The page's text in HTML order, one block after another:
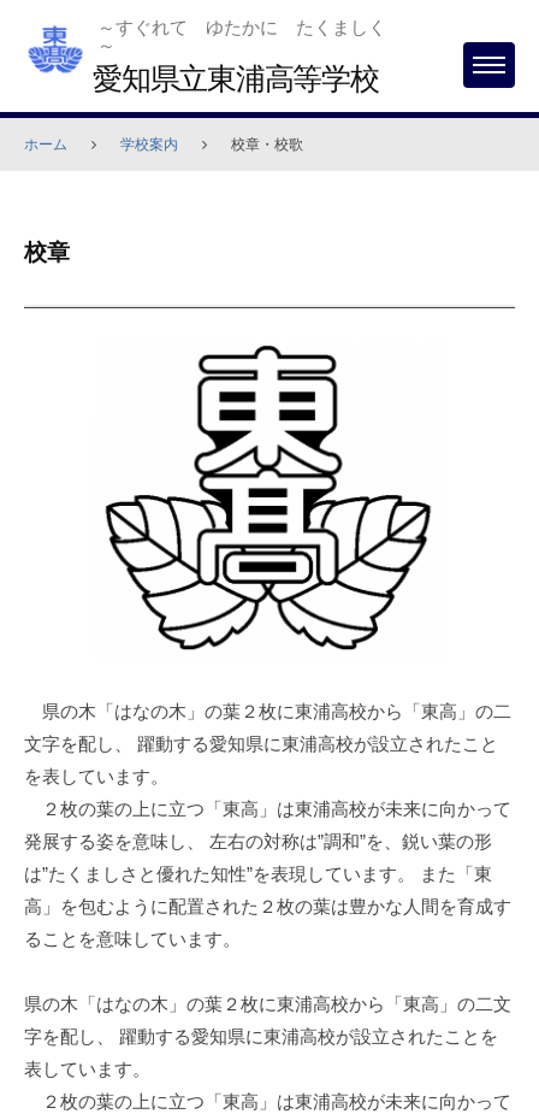
content
～すぐれて ゆたかに たくましく
～
愛知県立東浦高等学校 MENU
ホーム 学校案内 校章・校歌
校
校
校章
県の木「はなの木」の葉２枚に東浦高校から「東高」の二
文字を配し、 躍動する愛知県に東浦高校が設立されたこと
を表しています。
２枚の葉の上に立つ「東高」は東浦高校が未来に向かって
発展する姿を意味し、 左右の対称は”調和”を、鋭い葉の形
は”たくましさと優れた知性”を表現しています。 また「東
高」を包むように配置された２枚の葉は豊かな人間を育成す
ることを意味しています。
県の木「はなの木」の葉２枚に東浦高校から「東高」の二文
字を配し、 躍動する愛知県に東浦高校が設立されたことを
表しています。
２枚の葉の上に立つ「東高」は東浦高校が未来に向かって